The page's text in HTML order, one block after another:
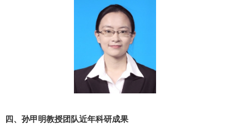
四、 孙甲明教授团队近年科研成果